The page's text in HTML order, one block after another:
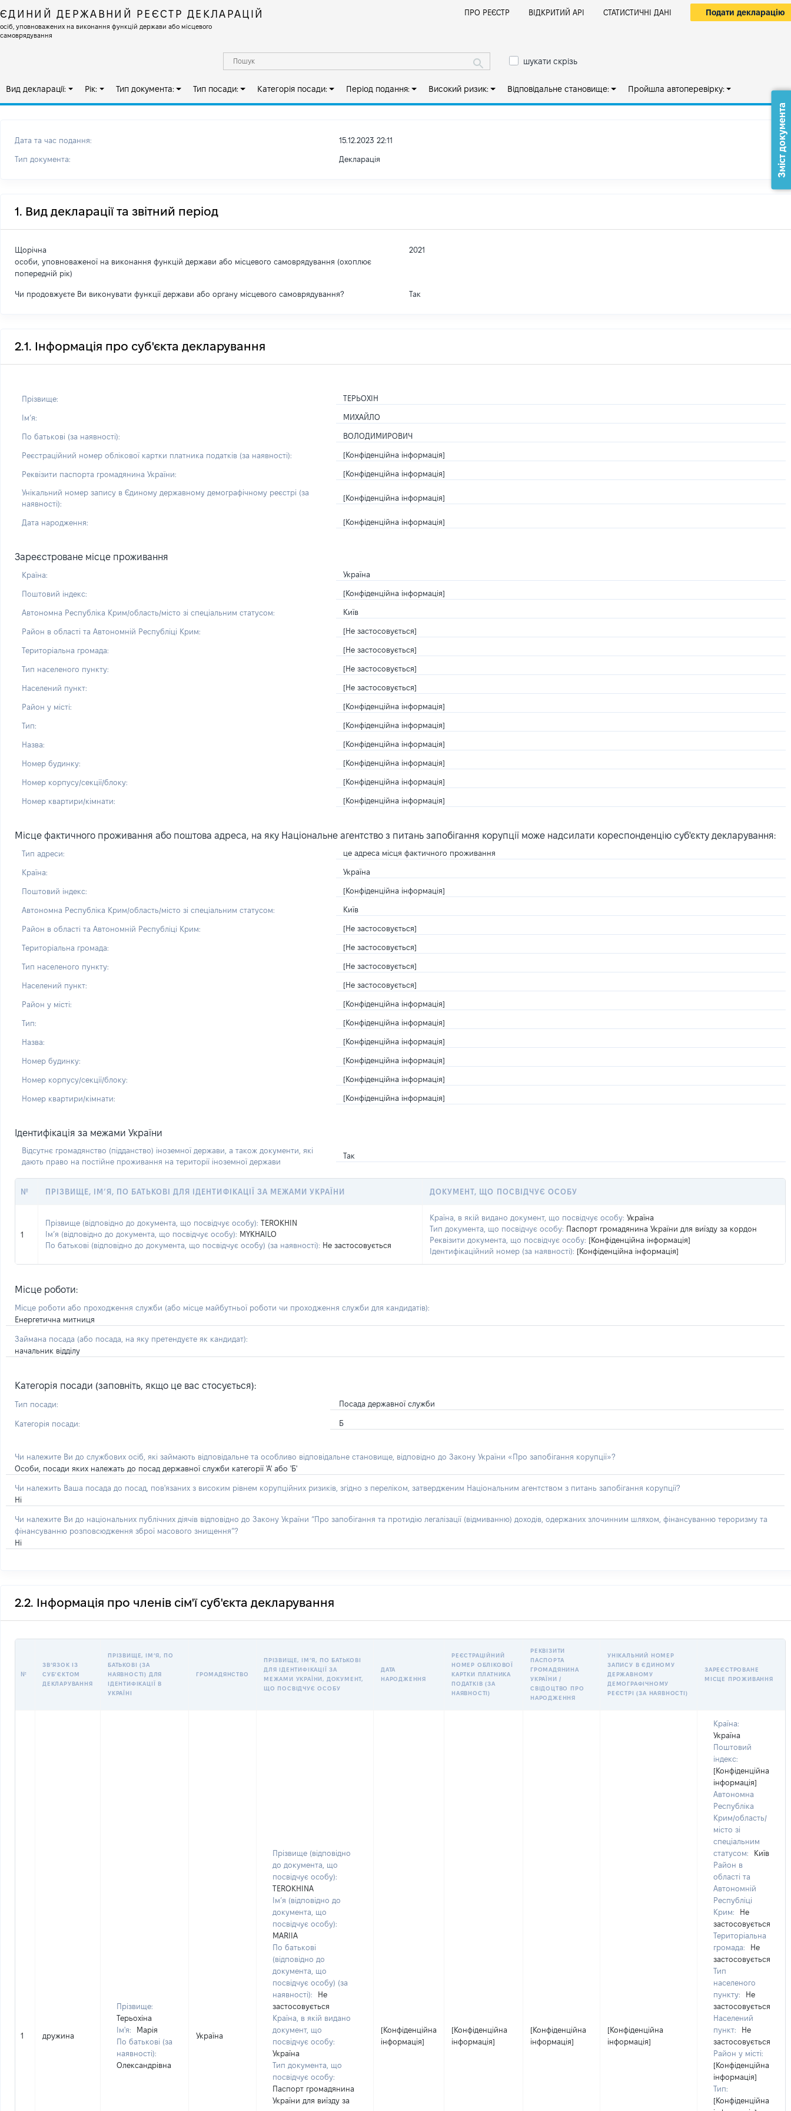
ЄДИНИЙ ДЕРЖАВНИЙ РЕЄСТР ДЕКЛАРАЦІЙ
осіб, уповноважених на виконання функцій держави або місцевого
самоврядування
ПРО РЕЄСТР ВІДКРИТИЙ АРІ СТАТИСТИЧНІ ДАНІ Подати декларацію
шукати скрізь
Вид декларації: Рік: Тип документа: Тип посади: Категорія посади: Період подання: Високий ризик: Відповідальне становище: Пройшла автоперевірку:
Дата та час подання: 15.12.2023 22:11
Тип документа: Декларація
1. Вид декларації та звітний період
Щорічна
особи, уповноваженої на виконання функцій держави або місцевого самоврядування (охоплює
попередній рік)
2021
Чи продовжуєте Ви виконувати функції держави або органу місцевого самоврядування? Так
2.1. Інформація про суб'єкта декларування
Прізвище: ТЕРЬОХІН
Імʼя: МИХАЙЛО
По батькові (за наявності): ВОЛОДИМИРОВИЧ
Реєстраційний номер облікової картки платника податків (за наявності): [Конфіденційна інформація]
Реквізити паспорта громадянина України: [Конфіденційна інформація]
Унікальний номер запису в Єдиному державному демографічному реєстрі (за
наявності):
[Конфіденційна інформація]
Дата народження: [Конфіденційна інформація]
Зареєстроване місце проживання
Країна: Україна
Поштовий індекс: [Конфіденційна інформація]
Автономна Республіка Крим/область/місто зі спеціальним статусом: Київ
Район в області та Автономній Республіці Крим: [Не застосовується]
Територіальна громада: [Не застосовується]
Тип населеного пункту: [Не застосовується]
Населений пункт: [Не застосовується]
Район у місті: [Конфіденційна інформація]
Тип: [Конфіденційна інформація]
Назва: [Конфіденційна інформація]
Номер будинку: [Конфіденційна інформація]
Номер корпусу/секції/блоку: [Конфіденційна інформація]
Номер квартири/кімнати: [Конфіденційна інформація]
Місце фактичного проживання або поштова адреса, на яку Національне агентство з питань запобігання корупції може надсилати кореспонденцію суб'єкту декларування:
Тип адреси: це адреса місця фактичного проживання
Країна: Україна
Поштовий індекс: [Конфіденційна інформація]
Автономна Республіка Крим/область/місто зі спеціальним статусом: Київ
Район в області та Автономній Республіці Крим: [Не застосовується]
Територіальна громада: [Не застосовується]
Тип населеного пункту: [Не застосовується]
Населений пункт: [Не застосовується]
Район у місті: [Конфіденційна інформація]
Тип: [Конфіденційна інформація]
Назва: [Конфіденційна інформація]
Номер будинку: [Конфіденційна інформація]
Номер корпусу/секції/блоку: [Конфіденційна інформація]
Номер квартири/кімнати: [Конфіденційна інформація]
Ідентифікація за межами України
Відсутнє громадянство (підданство) іноземної держави, а також документи, які
дають право на постійне проживання на території іноземної держави
Так
№ ПРІЗВИЩЕ, ІМ’Я, ПО БАТЬКОВІ ДЛЯ ІДЕНТИФІКАЦІЇ ЗА МЕЖАМИ УКРАЇНИ ДОКУМЕНТ, ЩО ПОСВІДЧУЄ ОСОБУ
1
Прізвище (відповідно до документа, що посвідчує особу): TEROKHIN
Ім’я (відповідно до документа, що посвідчує особу): MYKHAILO
По батькові (відповідно до документа, що посвідчує особу) (за наявності): Не застосовується
Країна, в якій видано документ, що посвідчує особу: Україна
Тип документа, що посвідчує особу: Паспорт громадянина України для виїзду за кордон
Реквізити документа, що посвідчує особу: [Конфіденційна інформація]
Ідентифікаційний номер (за наявності): [Конфіденційна інформація]
Місце роботи:
Місце роботи або проходження служби (або місце майбутньої роботи чи проходження служби для кандидатів):
Енергетична митниця
Займана посада (або посада, на яку претендуєте як кандидат):
начальник відділу
Категорія посади (заповніть, якщо це вас стосується):
Тип посади: Посада державної служби
Категорія посади: Б
Чи належите Ви до службових осіб, які займають відповідальне та особливо відповідальне становище, відповідно до Закону України «Про запобігання корупції»?
Особи, посади яких належать до посад державної служби категорії 'А' або 'Б'
Чи належить Ваша посада до посад, пов'язаних з високим рівнем корупційних ризиків, згідно з переліком, затвердженим Національним агентством з питань запобігання корупції?
Ні
Чи належите Ви до національних публічних діячів відповідно до Закону України “Про запобігання та протидію легалізації (відмиванню) доходів, одержаних злочинним шляхом, фінансуванню тероризму та
фінансуванню розповсюдження зброї масового знищення”?
Ні
2.2. Інформація про членів сім'ї суб'єкта декларування
№
ЗВʼЯЗОК ІЗ
СУБʼЄКТОМ
ДЕКЛАРУВАННЯ
ПРІЗВИЩЕ, ІМʼЯ, ПО
БАТЬКОВІ (ЗА
НАЯВНОСТІ) ДЛЯ
ІДЕНТИФІКАЦІЇ В
УКРАЇНІ
ГРОМАДЯНСТВО
ПРІЗВИЩЕ, ІМʼЯ, ПО БАТЬКОВІ
ДЛЯ ІДЕНТИФІКАЦІЇ ЗА
МЕЖАМИ УКРАЇНИ, ДОКУМЕНТ,
ЩО ПОСВІДЧУЄ ОСОБУ
ДАТА
НАРОДЖЕННЯ
РЕЄСТРАЦІЙНИЙ
НОМЕР ОБЛІКОВОЇ
КАРТКИ ПЛАТНИКА
ПОДАТКІВ (ЗА
НАЯВНОСТІ)
РЕКВІЗИТИ
ПАСПОРТА
ГРОМАДЯНИНА
УКРАЇНИ /
СВІДОЦТВО ПРО
НАРОДЖЕННЯ
УНІКАЛЬНИЙ НОМЕР
ЗАПИСУ В ЄДИНОМУ
ДЕРЖАВНОМУ
ДЕМОГРАФІЧНОМУ
РЕЄСТРІ (ЗА НАЯВНОСТІ)
ЗАРЕЄСТРОВАНЕ
МІСЦЕ ПРОЖИВАННЯ
1 дружина
Прізвище:
Терьохіна
Ім'я:
Марія
По батькові (за
наявності):
Олександрівна
Україна
Прізвище (відповідно
до документа, що
посвідчує особу):
TEROKHINA
Ім’я (відповідно до
документа, що
посвідчує особу):
MARIIA
По батькові
(відповідно до
документа, що
посвідчує особу) (за
наявності):
Не
застосовується
Країна, в якій видано
документ, що
посвідчує особу:
Україна
Тип документа, що
посвідчує особу:
Паспорт громадянина
України для виїзду за
[Конфіденційна
інформація]
[Конфіденційна
інформація]
[Конфіденційна
інформація]
[Конфіденційна
інформація]
Країна:
Україна
Поштовий
індекс:
[Конфіденційна
інформація]
Автономна
Республіка
Крим/область/
місто зі
спеціальним
статусом:
Київ
Район в
області та
Автономній
Республіці
Крим:
Не
застосовується
Територіальна
громада:
Не
застосовується
Тип
населеного
пункту:
Не
застосовується
Населений
пункт:
Не
застосовується
Район у місті:
[Конфіденційна
інформація]
Тип:
[Конфіденційна
Зміст документа